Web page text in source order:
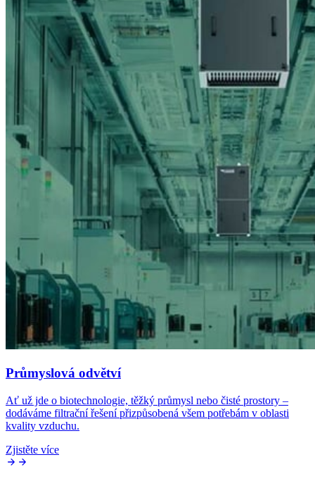
Průmyslová odvětví
Ať už jde o biotechnologie, těžký průmysl nebo čisté prostory –
dodáváme filtrační řešení přizpůsobená všem potřebám v oblasti
kvality vzduchu.
Zjistěte více